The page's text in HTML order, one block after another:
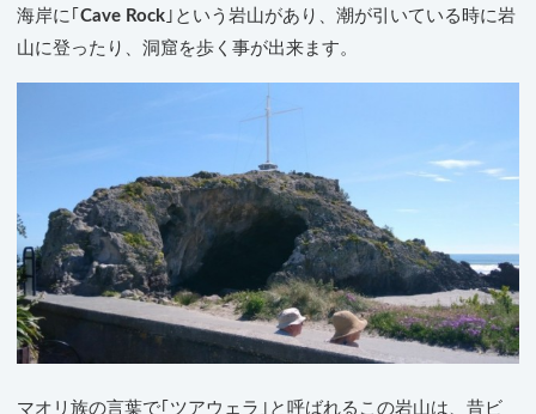
海岸に｢ Cave Rock ｣という岩山があり、潮が引いている時に岩
山に登ったり、洞窟を歩く事が出来ます。
マオリ族の言葉で｢ツアウェラ｣と呼ばれるこの岩山は、昔ビ